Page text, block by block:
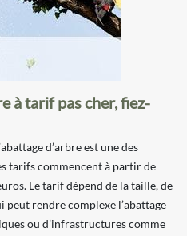
à tarif pas cher, fiez-
d’arbre est une des
tarifs commencent à partir de
Le tarif dépend de la taille, de
peut rendre complexe l’abattage
ou d’infrastructures comme